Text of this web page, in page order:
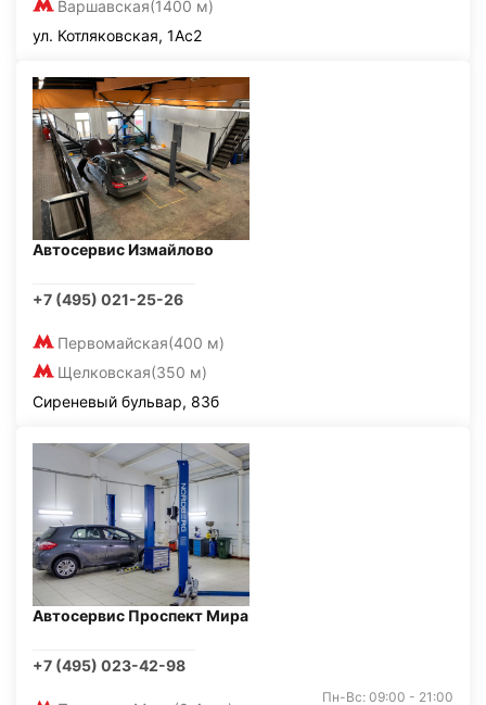
Варшавская(1400 м)
ул. Котляковская, 1Ас2
Автосервис Измайлово
+7 (495) 021-25-26
Первомайская(400 м)
Щелковская(350 м)
Сиреневый бульвар, 83б
Автосервис Проспект Мира
+7 (495) 023-42-98
Пн-Вс: 09:00 - 21:00